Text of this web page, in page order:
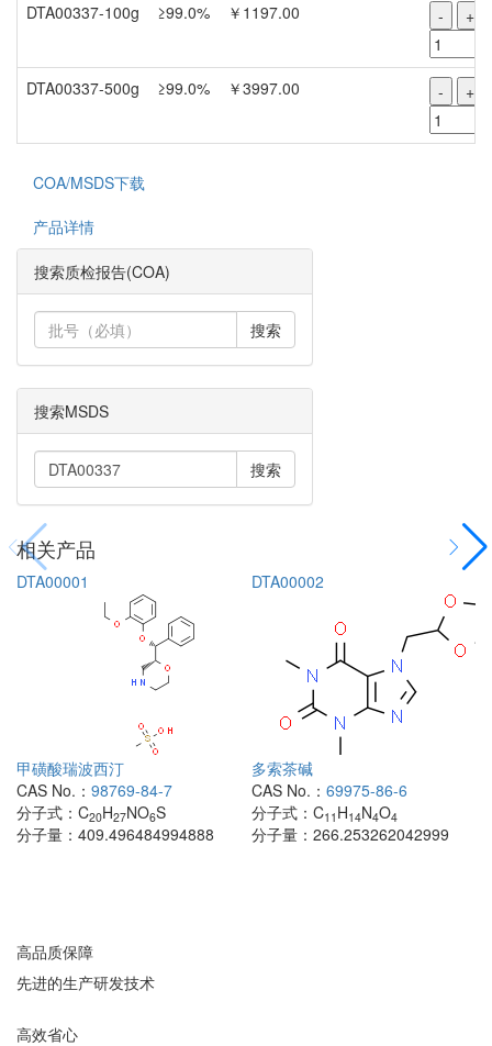
DTA00337-100g ≥99.0% ￥1197.00 - +
DTA00337-500g ≥99.0% ￥3997.00 - +
COA/MSDS下载
产品详情
搜索质检报告(COA)
搜索
搜索MSDS
搜索
相关产品
DTA00001
甲磺酸瑞波西汀
CAS No.： 98769-84-7
分子式： C20H27NO6S
分子量： 409.496484994888
DTA00002
多索茶碱
CAS No.： 69975-86-6
分子式： C11 H14N4O4
分子量： 266.253262042999
高品质保障
先进的生产研发技术
高效省心